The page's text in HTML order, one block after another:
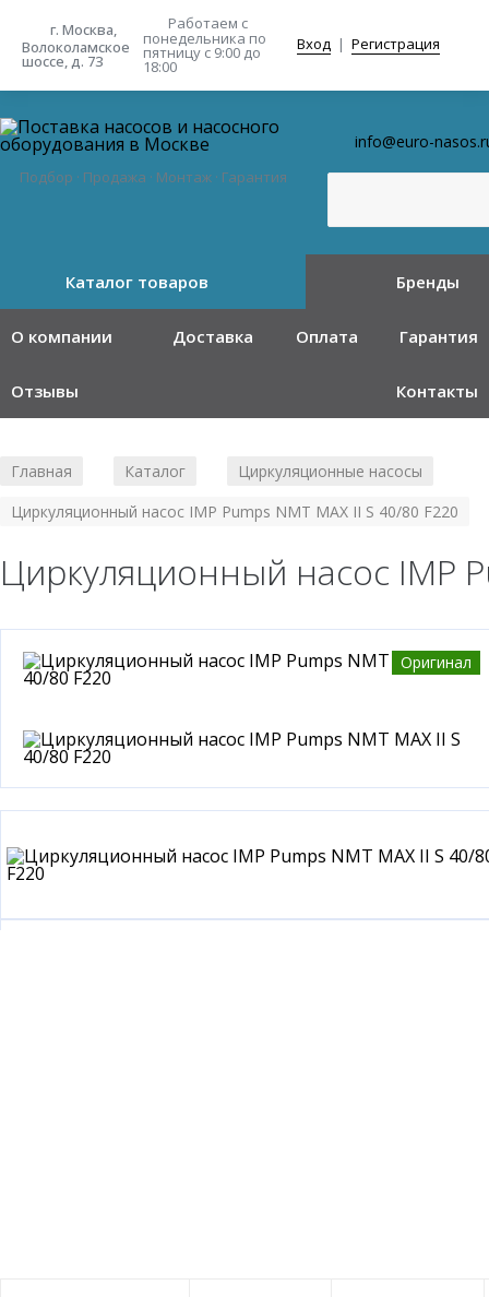
г. Москва,
Волоколамское
шоссе, д. 73
Работаем с
понедельника по
пятницу с 9:00 до
18:00
Вход | Регистрация
Подбор · Продажа · Монтаж · Гарантия
info@euro-
Каталог товаров Бренды
О компании Доставка Оплата Гарантия
Отзывы Контакты
Главная Каталог Циркуляционные насосы
Циркуляционный насос IMP Pumps NMT MAX II S 40/80 F220
Циркуляционный насос IMP
Оригинал